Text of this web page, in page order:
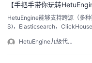
学
持
的
我
【手把手带你玩转
HetuEngine能够支持跨源（多
S)，Elasticsearch，
交互式快速查询场景。本章将
介绍。
HetuEngine九级代言